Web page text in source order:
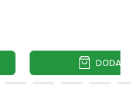
DODAJ